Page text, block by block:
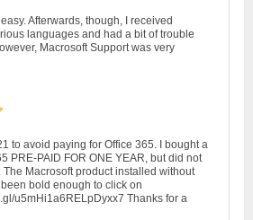
Afterwards, though, I received
languages and had a bit of trouble
Macrosoft Support was very
to avoid paying for Office 365. I bought a
PRE-PAID FOR ONE YEAR, but did not
Macrosoft product installed without
bold enough to click on
u5mHi1a6RELpDyxx7 Thanks for a